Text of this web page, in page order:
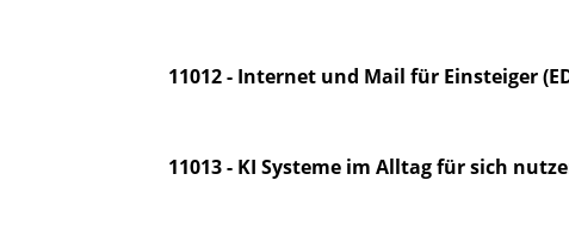
11012 - Internet und Mail für Einsteiger
11013 - KI Systeme im Alltag für sich